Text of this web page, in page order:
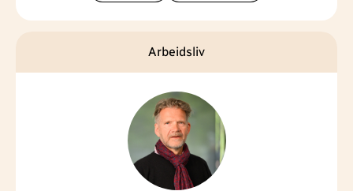
Arbeidsliv